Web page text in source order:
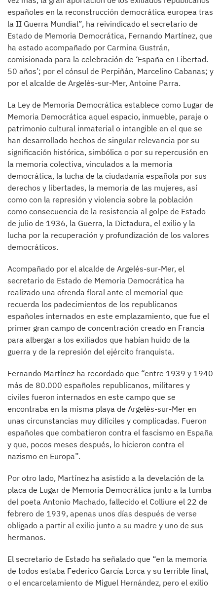
españoles en la reconstrucción democrática europea tras
la II Guerra Mundial”, ha reivindicado el secretario de
Estado de Memoria Democrática, Fernando Martínez, que
ha estado acompañado por Carmina Gustrán,
comisionada para la celebración de ‘España en Libertad.
50 años’; por el cónsul de Perpiñán, Marcelino Cabanas; y
por el alcalde de Argelès-sur-Mer, Antoine Parra.
La Ley de Memoria Democrática establece como Lugar de
Memoria Democrática aquel espacio, inmueble, paraje o
patrimonio cultural inmaterial o intangible en el que se
han desarrollado hechos de singular relevancia por su
significación histórica, simbólica o por su repercusión en
la memoria colectiva, vinculados a la memoria
democrática, la lucha de la ciudadanía española por sus
derechos y libertades, la memoria de las mujeres, así
como con la represión y violencia sobre la población
como consecuencia de la resistencia al golpe de Estado
de julio de 1936, la Guerra, la Dictadura, el exilio y la
lucha por la recuperación y profundización de los valores
democráticos.
Acompañado por el alcalde de Argelés-sur-Mer, el
secretario de Estado de Memoria Democrática ha
realizado una ofrenda floral ante el memorial que
recuerda los padecimientos de los republicanos
españoles internados en este emplazamiento, que fue el
primer gran campo de concentración creado en Francia
para albergar a los exiliados que habían huido de la
guerra y de la represión del ejército franquista.
Fernando Martínez ha recordado que “entre 1939 y 1940
más de 80.000 españoles republicanos, militares y
civiles fueron internados en este campo que se
encontraba en la misma playa de Argelès-sur-Mer en
unas circunstancias muy difíciles y complicadas. Fueron
españoles que combatieron contra el fascismo en España
y que, pocos meses después, lo hicieron contra el
nazismo en Europa”.
Por otro lado, Martínez ha asistido a la develación de la
placa de Lugar de Memoria Democrática junto a la tumba
del poeta Antonio Machado, fallecido el Colliure el 22 de
febrero de 1939, apenas unos días después de verse
obligado a partir al exilio junto a su madre y uno de sus
hermanos.
El secretario de Estado ha señalado que “en la memoria
de todos estaba Federico García Lorca y su terrible final,
o el encarcelamiento de Miguel Hernández, pero el exilio